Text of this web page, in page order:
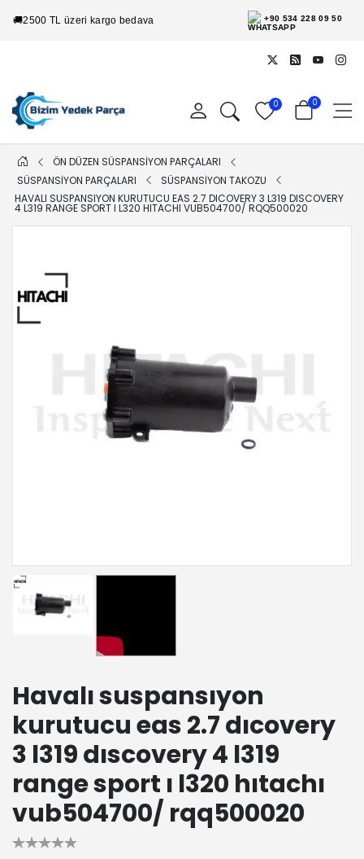
🚚2500 TL üzeri kargo bedava +90 534 228 09 50
0 0
ÖN DÜZEN SÜSPANSİYON PARÇALARI
SÜSPANSİYON PARÇALARI
SÜSPANSİYON TAKOZU
HAVALI SUSPANSIYON KURUTUCU EAS 2.7 DICOVERY 3 L319 DISCOVERY
4 L319 RANGE SPORT I L320 HITACHI VUB504700/ RQQ500020
Havalı suspansıyon
kurutucu eas 2.7 dıcovery
3 l319 dıscovery 4 l319
range sport ı l320 hıtachı
vub504700/ rqq500020